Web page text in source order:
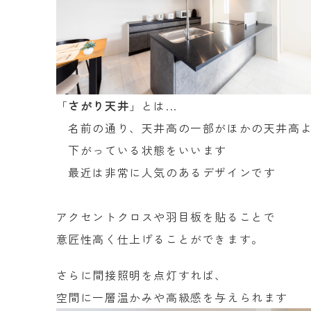
「さがり天井 」とは...
名前の通り、天井高の一部がほかの天井高
下がっている状態をいいます
最近は非常に人気のあるデザインです
アクセントクロスや羽目板を貼ることで
意匠性高く仕上げることができます。
さらに間接照明を点灯すれば、
空間に一層温かみや高級感を与えられます